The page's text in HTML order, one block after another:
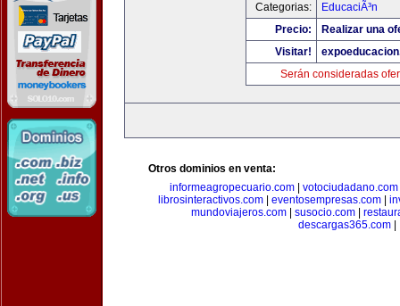
Categorias:
EducaciÃ³n
Precio:
Realizar una
Visitar!
Serán consideradas
Otros dominios en venta:
informeagropecuario.com| votociudadano.com
librosinteractivos.com| eventosempresas.com|
mundoviajeros.com| susocio.com|
descargas365.com